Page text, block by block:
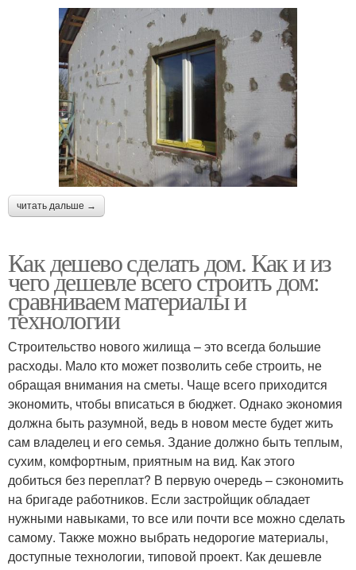
читать дальше →
Как дешево сделать дом. Как и из
чего дешевле всего строить дом:
сравниваем материалы и
технологии
Строительство нового жилища – это всегда большие
расходы. Мало кто может позволить себе строить, не
обращая внимания на сметы. Чаще всего приходится
экономить, чтобы вписаться в бюджет. Однако экономия
должна быть разумной, ведь в новом месте будет жить
сам владелец и его семья. Здание должно быть теплым,
сухим, комфортным, приятным на вид. Как этого
добиться без переплат? В первую очередь – сэкономить
на бригаде работников. Если застройщик обладает
нужными навыками, то все или почти все можно сделать
самому. Также можно выбрать недорогие материалы,
доступные технологии, типовой проект. Как дешевле